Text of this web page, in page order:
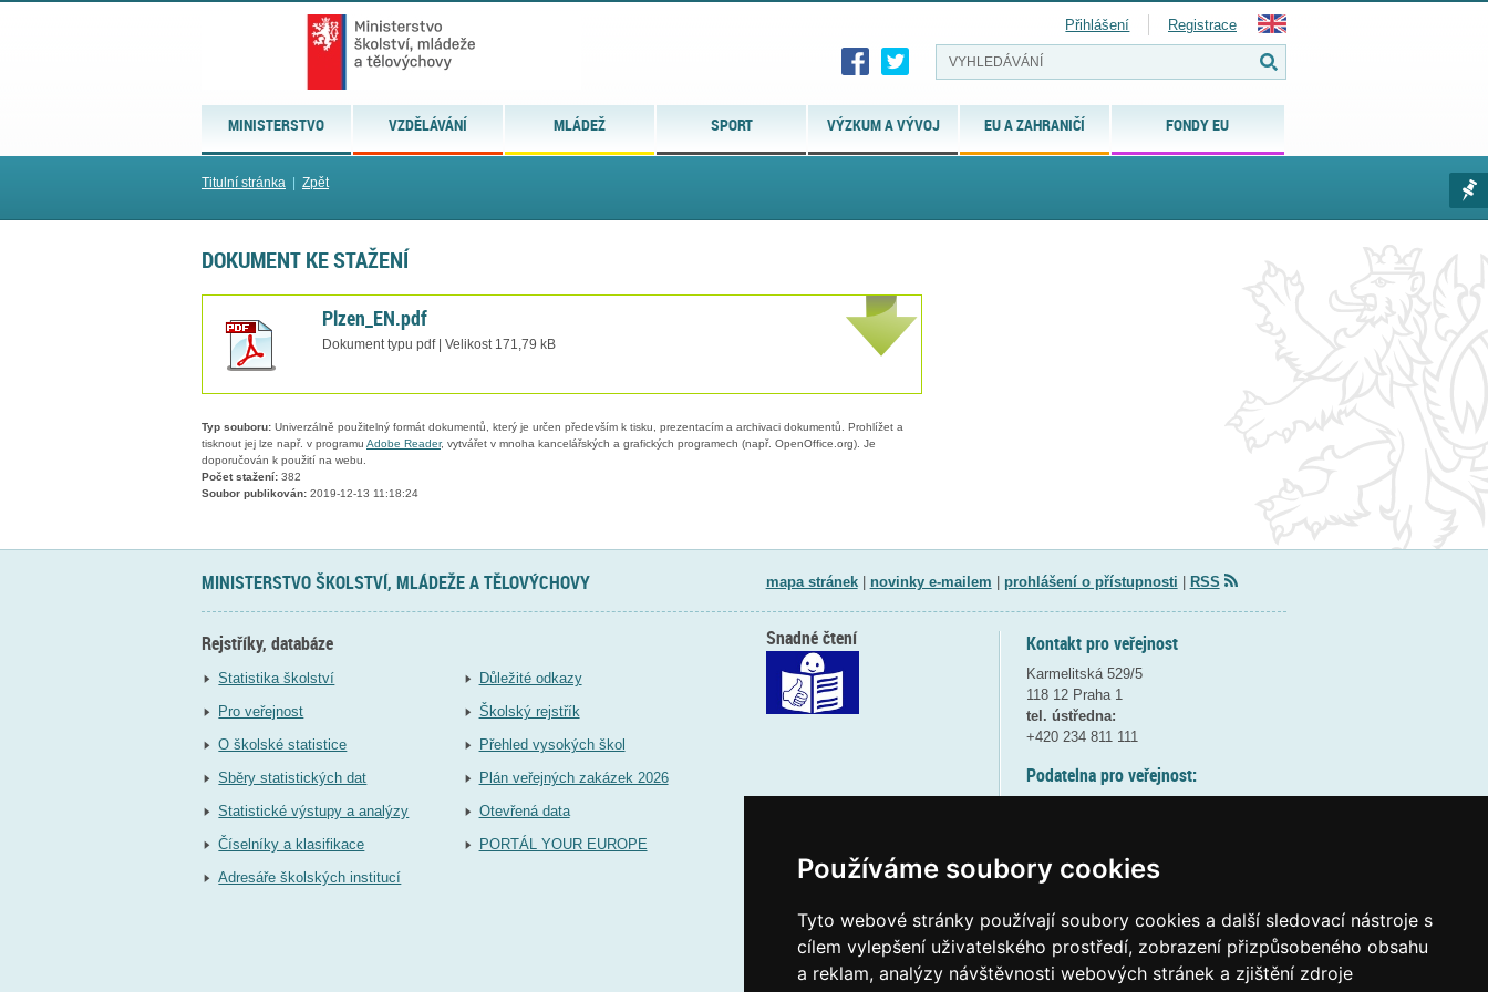
Používáme soubory cookies
Tyto webové stránky používají soubory cookies a další sledovací nástroje s
cílem vylepšení uživatelského prostředí, zobrazení přizpůsobeného obsahu
a reklam, analýzy návštěvnosti webových stránek a zjištění zdroje
MINISTERSTVO VZDĚLÁVÁNÍ MLÁDEŽ SPORT VÝZKUM A VÝVOJ EU A ZAHRANIČÍ FONDY EU
Přihlášení Registrace
Titulní stránka Zpět
DOKUMENT KE STAŽENÍ
Plzen_EN.pdf
Dokument typu pdf | Velikost 171,79 kB
Typ souboru: Univerzálně použitelný formát dokumentů, který je určen především k tisku, prezentacím a archivaci dokumentů. Prohlížet a
tisknout jej lze např. v programu Adobe Reader, vytvářet v mnoha kancelářských a grafických programech (např. OpenOffice.org). Je
doporučován k použití na webu.
Počet stažení: 382
Soubor publikován: 2019-12-13 11:18:24
MINISTERSTVO ŠKOLSTVÍ, MLÁDEŽE A TĚLOVÝCHOVY mapa stránek| novinky e-mailem prohlášení o přístupnosti RSS
Rejstříky, databáze
Statistika školství
Pro veřejnost
O školské statistice
Sběry statistických dat
Statistické výstupy a analýzy
Číselníky a klasifikace
Adresáře školských institucí
Důležité odkazy
Školský rejstřík
Přehled vysokých škol
Plán veřejných zakázek 2026
Otevřená data
PORTÁL YOUR EUROPE
Kontakt pro veřejnost
Karmelitská 529/5
118 12 Praha 1
tel. ústředna:
+420 234 811 111
Podatelna pro veřejnost:
(více informací
Elektronická podatelna:
posta@msmtgov cz
Snadné čtení